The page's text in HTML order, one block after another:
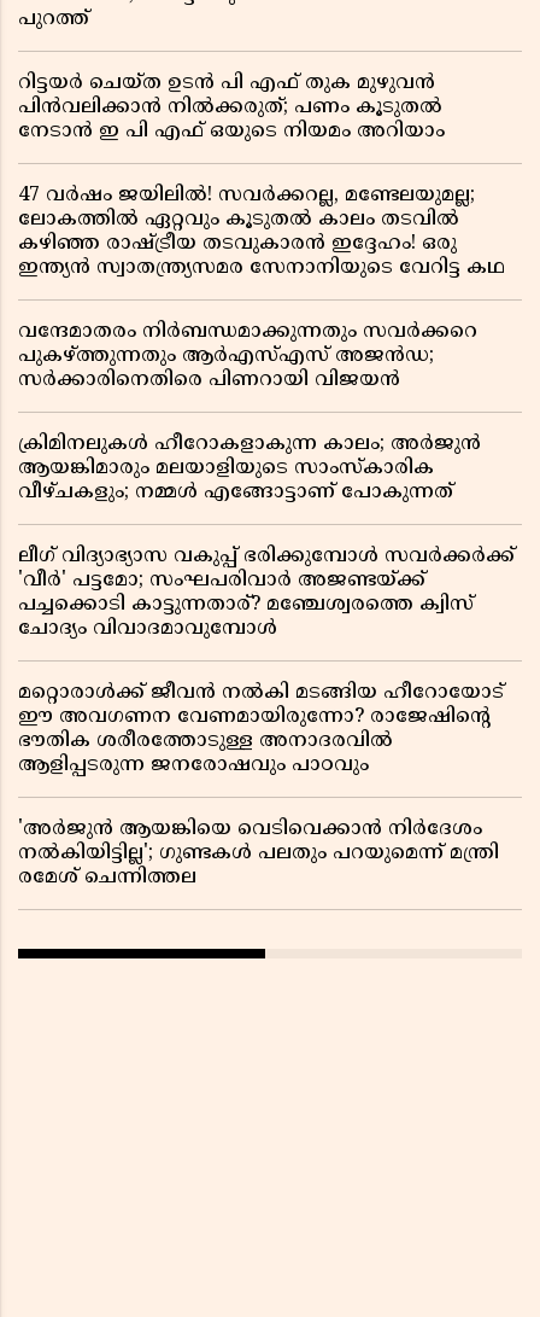
പുറത്ത്
റിട്ടയർ ചെയ്ത ഉടൻ പി എഫ് തുക മുഴുവൻ
പിൻവലിക്കാൻ നിൽക്കരുത്; പണം കൂടുതൽ
നേടാൻ ഇ പി എഫ് ഒയുടെ നിയമം അറിയാം
47 വർഷം ജയിലിൽ! സവർക്കറല്ല, മണ്ടേലയുമല്ല;
ലോകത്തിൽ ഏറ്റവും കൂടുതൽ കാലം തടവിൽ
കഴിഞ്ഞ രാഷ്ട്രീയ തടവുകാരൻ ഇദ്ദേഹം! ഒരു
ഇന്ത്യൻ സ്വാതന്ത്ര്യസമര സേനാനിയുടെ വേറിട്ട കഥ
വന്ദേമാതരം നിർബന്ധമാക്കുന്നതും സവർക്കറെ
പുകഴ്ത്തുന്നതും ആർഎസ്എസ് അജൻഡ;
സർക്കാരിനെതിരെ പിണറായി വിജയൻ
ക്രിമിനലുകൾ ഹീറോകളാകുന്ന കാലം; അർജുൻ
ആയങ്കിമാരും മലയാളിയുടെ സാംസ്കാരിക
വീഴ്ചകളും; നമ്മൾ എങ്ങോട്ടാണ് പോകുന്നത്
ലീഗ് വിദ്യാഭ്യാസ വകുപ്പ് ഭരിക്കുമ്പോൾ സവർക്കർക്ക്
'വീർ' പട്ടമോ; സംഘപരിവാർ അജണ്ടയ്ക്ക്
പച്ചക്കൊടി കാട്ടുന്നതാര്? മഞ്ചേശ്വരത്തെ ക്വിസ്
ചോദ്യം വിവാദമാവുമ്പോൾ
മറ്റൊരാൾക്ക് ജീവൻ നൽകി മടങ്ങിയ ഹീറോയോട്
ഈ അവഗണന വേണമായിരുന്നോ? രാജേഷിൻ്റെ
ഭൗതിക ശരീരത്തോടുള്ള അനാദരവിൽ
ആളിപ്പടരുന്ന ജനരോഷവും പാഠവും
'അർജുൻ ആയങ്കിയെ വെടിവെക്കാൻ നിർദേശം
നൽകിയിട്ടില്ല'; ഗുണ്ടകൾ പലതും പറയുമെന്ന് മന്ത്രി
രമേശ് ചെന്നിത്തല